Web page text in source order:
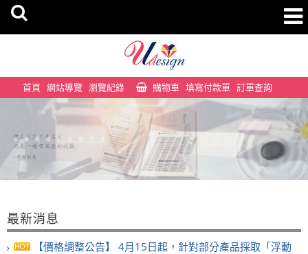
首頁 網站導覽 瀏覽紀錄 購物車 填寫付款單 訂單查詢
最新消息
【價格調整公告】 4月15日起，針對部分產品採取「浮動